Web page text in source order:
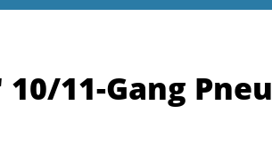
11-Gang Pneu